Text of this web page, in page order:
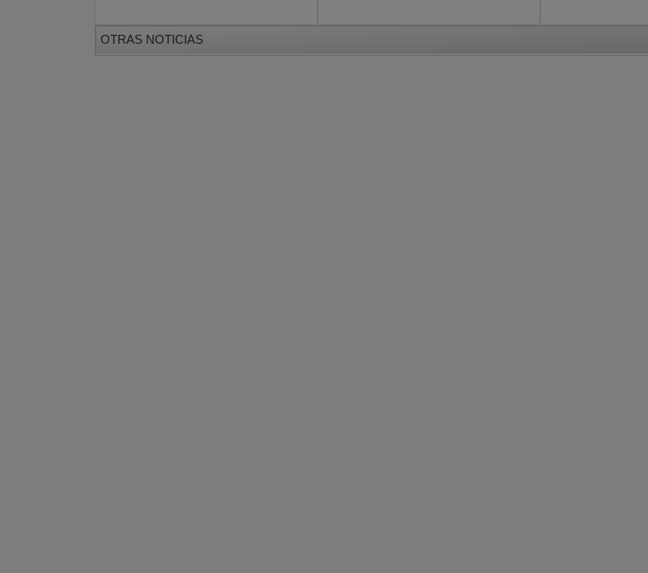
OTRAS NOTICIAS